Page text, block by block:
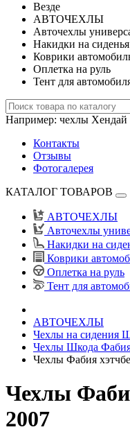
Везде
АВТОЧЕХЛЫ
Авточехлы
Накидки на
Коврики
Оплетка на руль
Тент для
Например: чехлы Хендай
Контакты
Отзывы
Фотогалерея
КАТАЛОГ ТОВАРОВ
АВТОЧЕХЛЫ
Авточехлы
Накидки на
Коврики
Оплетка на руль
Тент для
АВТОЧЕХЛЫ
Чехлы на сидения
Чехлы Шкода
Чехлы Фабия
Чехлы
2007